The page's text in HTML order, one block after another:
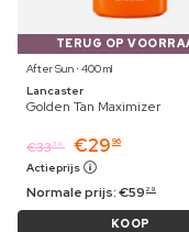
TERUG OP
After Sun ⋅ 400 ml
Lancaster
Golden Tan Maximizer
€3339 €29 96
Actieprijs
Normale prijs:€59 29
KOOP